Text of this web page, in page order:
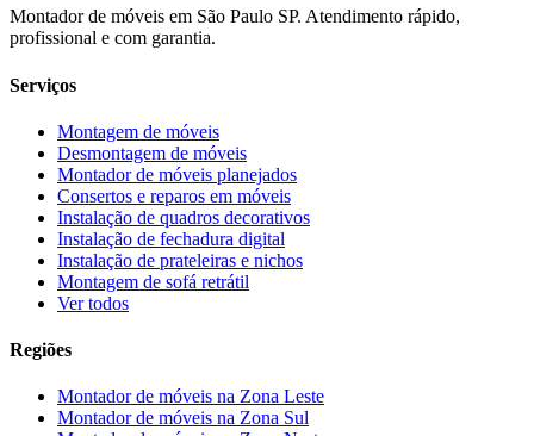
Montador de móveis em São Paulo SP. Atendimento rápido,
profissional e com garantia.
Serviços
Montagem de móveis
Desmontagem de móveis
Montador de móveis planejados
Consertos e reparos em móveis
Instalação de quadros decorativos
Instalação de fechadura digital
Instalação de prateleiras e nichos
Montagem de sofá retrátil
Ver todos
Regiões
Montador de móveis na Zona Leste
Montador de móveis na Zona Sul